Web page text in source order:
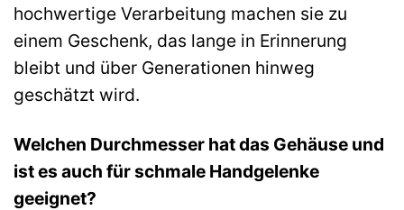
hochwertige Verarbeitung machen sie zu
einem Geschenk, das lange in Erinnerung
bleibt und über Generationen hinweg
geschätzt wird.
Welchen Durchmesser hat das Gehäuse und
ist es auch für schmale Handgelenke
geeignet?